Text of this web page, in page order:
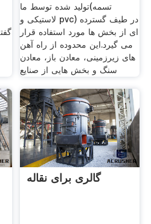
تولید شده توسط ما(تسمه
لاستیکی و pvc) در طیف گسترده
ای از بخش ها مورد استفاده قرار
می گیرد.این محدوده از راه آهن
های زیرزمینی، معادن باز، معادن
سنگ و بخش هایی از صنایع
گالری برای نقاله